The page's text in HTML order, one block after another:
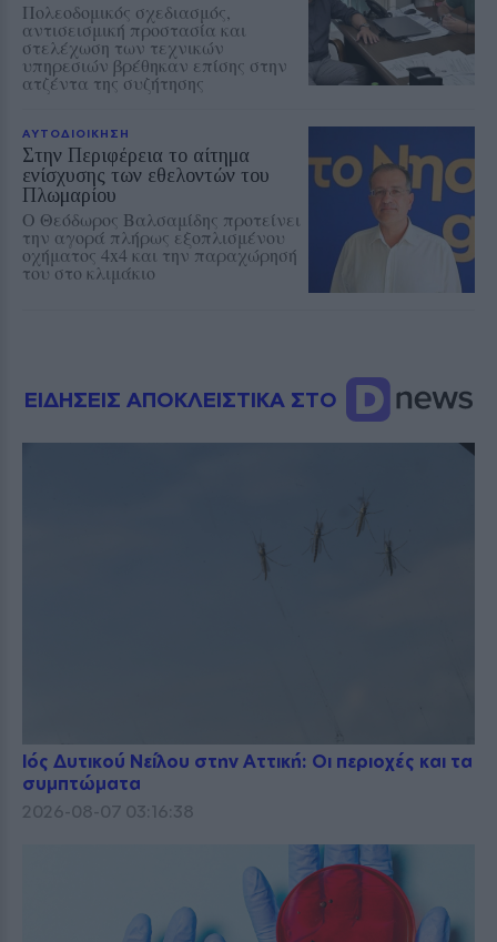
Πολεοδομικός σχεδιασμός,
αντισεισμική προστασία και
στελέχωση των τεχνικών
υπηρεσιών βρέθηκαν επίσης στην
ατζέντα της συζήτησης
ΑΥΤΟΔΙΟΙΚΗΣΗ
Στην Περιφέρεια το αίτημα
ενίσχυσης των εθελοντών του
Πλωμαρίου
Ο Θεόδωρος Βαλσαμίδης προτείνει
την αγορά πλήρως εξοπλισμένου
οχήματος 4x4 και την παραχώρησή
του στο κλιμάκιο
ΕΙΔΗΣΕΙΣ ΑΠΟΚΛΕΙΣΤΙΚΑ ΣΤΟ
Ιός Δυτικού Νείλου στην Αττική: Οι περιοχές και τα
συμπτώματα
2026-08-07 03:16:38